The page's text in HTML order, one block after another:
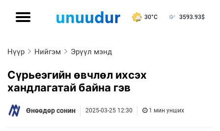
30°C 3593.93$
Нүүр Нийгэм Эрүүл мэнд
Сүрьеэгийн өвчлөл ихсэх
хандлагатай байна гэв
Өнөөдөр сонин 2025-03-25 12:30 1 мин унших